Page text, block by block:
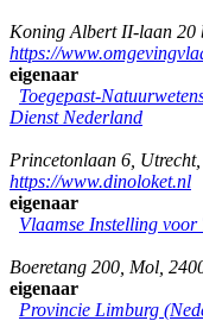
Koning Albert II-laan 20
https://
eigenaar
Toegepast-
Dienst Nederland
Princetonlaan 6 Utrecht,
https://www.dinoloket.nl
eigenaar
Vlaamse Instelling
Boeretang 200 Mol
eigenaar
Provincie Limburg